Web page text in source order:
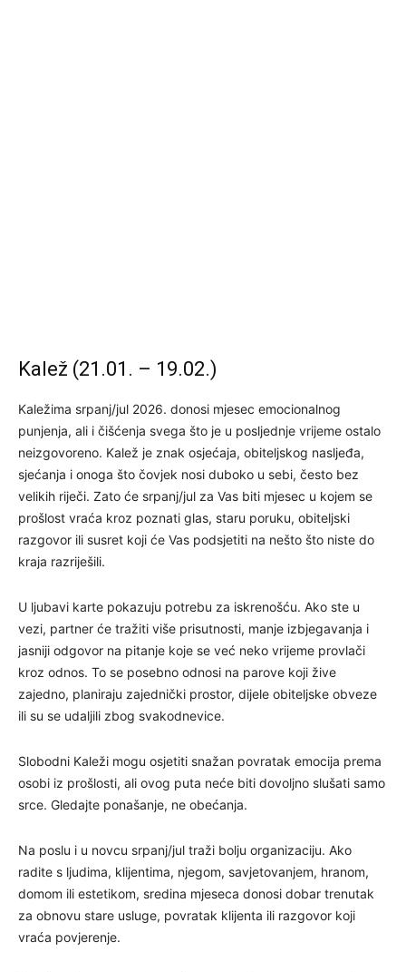
Kalež (21.01. – 19.02.)
Kaležima srpanj/jul 2026. donosi mjesec emocionalnog
punjenja, ali i čišćenja svega što je u posljednje vrijeme ostalo
neizgovoreno. Kalež je znak osjećaja, obiteljskog nasljeđa,
sjećanja i onoga što čovjek nosi duboko u sebi, često bez
velikih riječi. Zato će srpanj/jul za Vas biti mjesec u kojem se
prošlost vraća kroz poznati glas, staru poruku, obiteljski
razgovor ili susret koji će Vas podsjetiti na nešto što niste do
kraja razriješili.
U ljubavi karte pokazuju potrebu za iskrenošću. Ako ste u
vezi, partner će tražiti više prisutnosti, manje izbjegavanja i
jasniji odgovor na pitanje koje se već neko vrijeme provlači
kroz odnos. To se posebno odnosi na parove koji žive
zajedno, planiraju zajednički prostor, dijele obiteljske obveze
ili su se udaljili zbog svakodnevice.
Slobodni Kaleži mogu osjetiti snažan povratak emocija prema
osobi iz prošlosti, ali ovog puta neće biti dovoljno slušati samo
srce. Gledajte ponašanje, ne obećanja.
Na poslu i u novcu srpanj/jul traži bolju organizaciju. Ako
radite s ljudima, klijentima, njegom, savjetovanjem, hranom,
domom ili estetikom, sredina mjeseca donosi dobar trenutak
za obnovu stare usluge, povratak klijenta ili razgovor koji
vraća povjerenje.